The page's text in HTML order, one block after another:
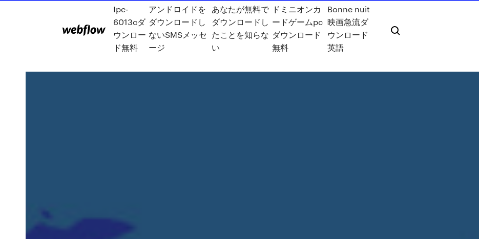
Ipc-
6013cダ
ウンロー
ド無料
アンドロイドを
ダウンロードし
ないSMSメッセ
ージ
あなたが無料で
ダウンロードし
たことを知らな
い
ドミニオンカ
ードゲームpc
ダウンロード
無料
Bonne nuit
映画急流ダ
ウンロード
英語